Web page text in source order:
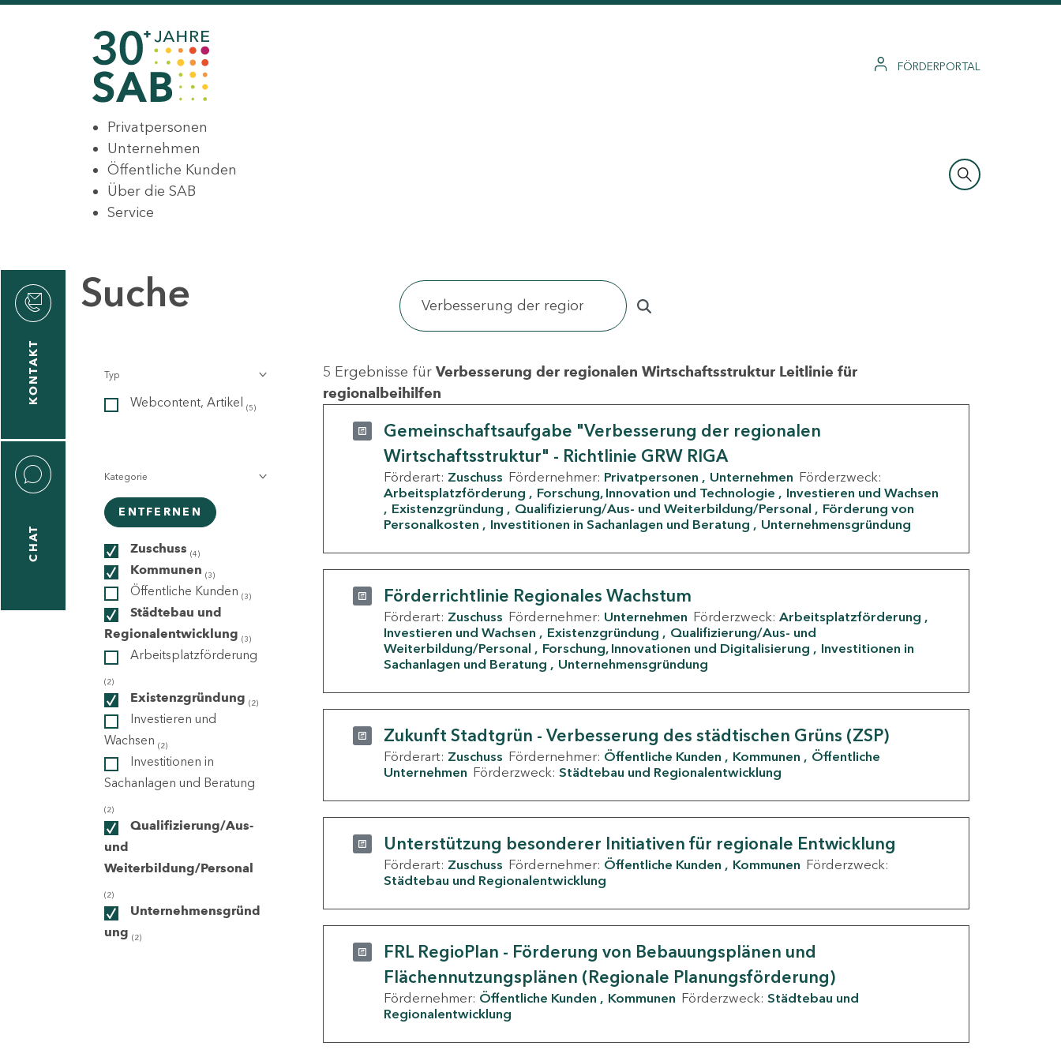
FÖRDERPORTAL
Privatpersonen
Unternehmen
Öffentliche Kunden
Über die SAB
Service
KONTAKT
CHAT
Suche
Typ
Webcontent, Artikel (5)
Kategorie
ENTFERNEN
Zuschuss (4)
Kommunen (3)
Öffentliche Kunden (3)
Städtebau und
Regionalentwicklung (3)
Arbeitsplatzförderung
(2)
Existenzgründung (2)
Investieren und
Wachsen (2)
Investitionen in
Sachanlagen und Beratung
(2)
Qualifizierung/Aus-
und
Weiterbildung/Personal
(2)
Unternehmensgründ
ung (2)
5 Ergebnisse für Verbesserung der regionalen Wirtschaftsstruktur Leitlinie für
regionalbeihilfen
Gemeinschaftsaufgabe "Verbesserung der regionalen
Wirtschaftsstruktur" - Richtlinie GRW RIGA
Förderart: Zuschuss Fördernehmer: Privatpersonen Unternehmen Förderzweck:
Arbeitsplatzförderung
Forschung, Innovation und Technologie
Investieren und Wachsen
Existenzgründung
Qualifizierung/Aus- und Weiterbildung/Personal
Förderung von
Personalkosten
Investitionen in Sachanlagen und Beratung Unternehmensgründung
Förderrichtlinie Regionales Wachstum
Förderart: Zuschuss Fördernehmer: Unternehmen Förderzweck: Arbeitsplatzförderung
Investieren und Wachsen
Existenzgründung
Qualifizierung/Aus- und
Weiterbildung/Personal
Forschung, Innovationen und Digitalisierung
Investitionen in
Sachanlagen und Beratung
Unternehmensgründung
Zukunft Stadtgrün - Verbesserung des städtischen Grüns (ZSP)
Förderart: Zuschuss Fördernehmer: Öffentliche Kunden Kommunen
Öffentliche
Unternehmen Förderzweck: Städtebau und Regionalentwicklung
Unterstützung besonderer Initiativen für regionale Entwicklung
Förderart: Zuschuss Fördernehmer: Öffentliche Kunden Kommunen Förderzweck:
Städtebau und Regionalentwicklung
FRL RegioPlan - Förderung von Bebauungsplänen und
Flächennutzungsplänen (Regionale Planungsförderung)
Fördernehmer: Öffentliche Kunden Kommunen Förderzweck: Städtebau und
Regionalentwicklung